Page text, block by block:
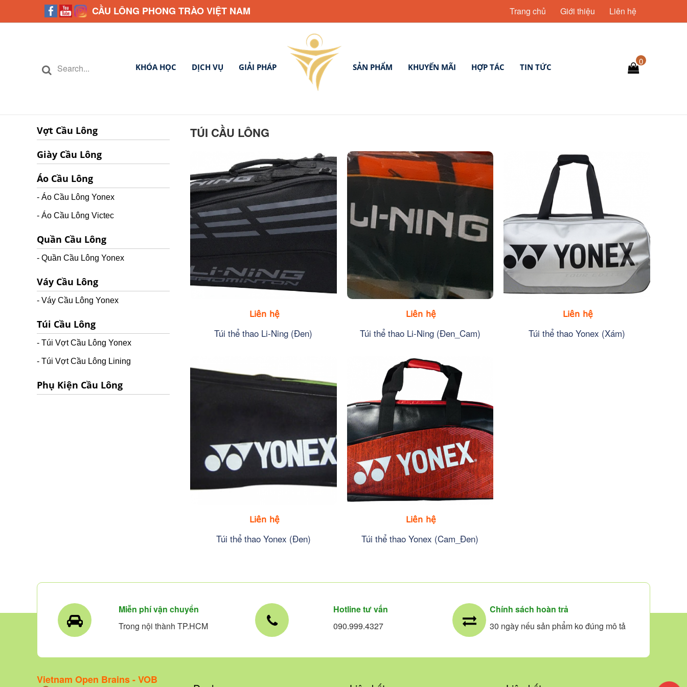
CẦU LÔNG PHONG TRÀO VIỆT NAM Trang chủ Giới thiệu Liên hệ
KHÓA HỌC DỊCH VỤ GIẢI PHÁP SẢN PHẨM KHUYẾN MÃI HỢP TÁC TIN TỨC
0
Vợt Cầu Lông
Giày Cầu Lông
Áo Cầu Lông
- Áo Cầu Lông Yonex
- Áo Cầu Lông Victec
Quần Cầu Lông
- Quần Cầu Lông Yonex
Váy Cầu Lông
- Váy Cầu Lông Yonex
Túi Cầu Lông
- Túi Vợt Cầu Lông Yonex
- Túi Vợt Cầu Lông Lining
Phụ Kiện Cầu Lông
TÚI CẦU LÔNG
Liên hệ
Túi thể thao Li-Ning (Đen)
Liên hệ
Túi thể thao Li-Ning (Đen_Cam)
Liên hệ
Túi thể thao Yonex (Xám)
Liên hệ
Túi thể thao Yonex (Đen)
Liên hệ
Túi thể thao Yonex (Cam_Đen)
Miễn phí vận chuyển
Trong nội thành TP.HCM
Hotline tư vấn
090.999.4327
Chính sách hoàn trả
30 ngày nếu sản phẩm ko đúng mô tả
Vietnam Open Brains - VOB